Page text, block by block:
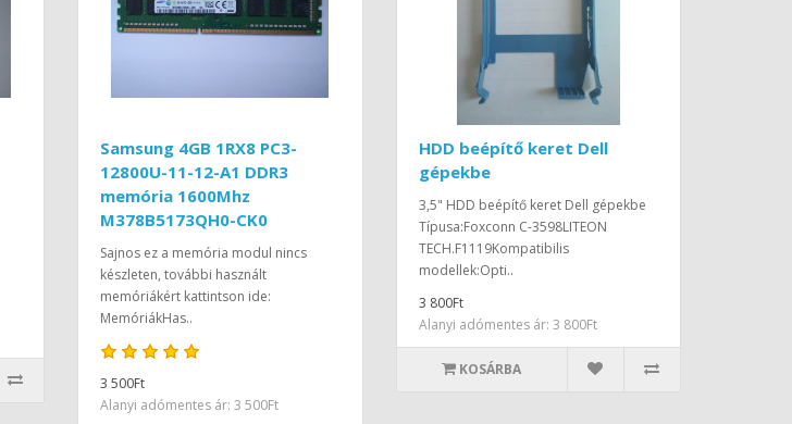
Samsung 4GB 1RX8 PC3-
12800U-11-12-A1 DDR3
memória 1600Mhz
M378B5173QH0-CK0
Sajnos ez a memória modul nincs
készleten, további használt
memóriákért kattintson ide:
MemóriákHas..
3 500Ft
Alanyi adómentes ár: 3 500Ft
HDD beépítő keret Dell
gépekbe
3,5" HDD beépítő keret Dell gépekbe
Típusa:Foxconn C-3598LITEON
TECH.F1119Kompatibilis
modellek:Opti..
3 800Ft
Alanyi adómentes ár: 3 800Ft
KOSÁRBA